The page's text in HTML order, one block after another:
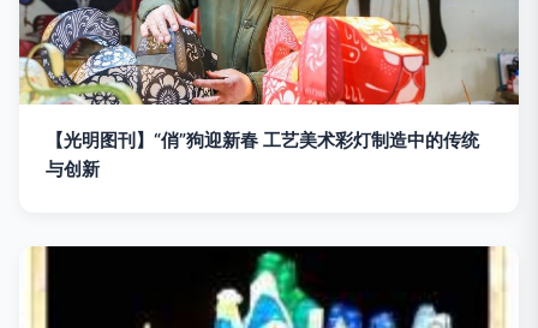
【光明图刊】“俏”狗迎新春 工艺美术彩灯制造中的传统
与创新